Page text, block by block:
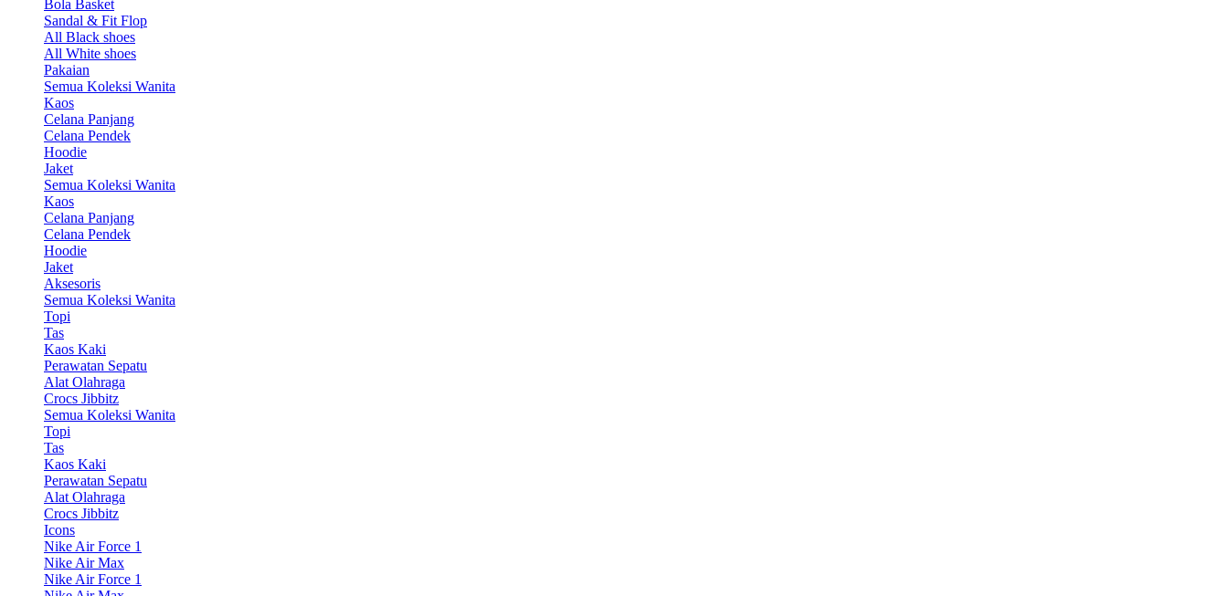
Bola Basket
Sandal & Fit Flop
All Black shoes
All White shoes
Pakaian
Semua Koleksi Wanita
Kaos
Celana Panjang
Celana Pendek
Hoodie
Jaket
Semua Koleksi Wanita
Kaos
Celana Panjang
Celana Pendek
Hoodie
Jaket
Aksesoris
Semua Koleksi Wanita
Topi
Tas
Kaos Kaki
Perawatan Sepatu
Alat Olahraga
Crocs Jibbitz
Semua Koleksi Wanita
Topi
Tas
Kaos Kaki
Perawatan Sepatu
Alat Olahraga
Crocs Jibbitz
Icons
Nike Air Force 1
Nike Air Max
Nike Air Force 1